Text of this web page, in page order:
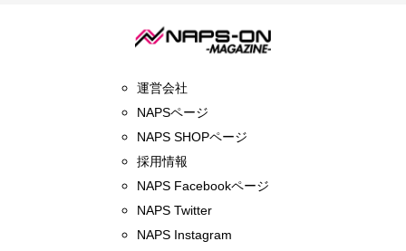
運営会社
NAPSページ
NAPS SHOPページ
採用情報
NAPS Facebookページ
NAPS Twitter
NAPS Instagram